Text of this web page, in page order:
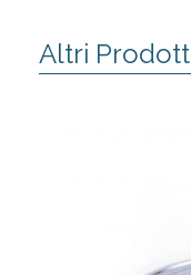
Altri